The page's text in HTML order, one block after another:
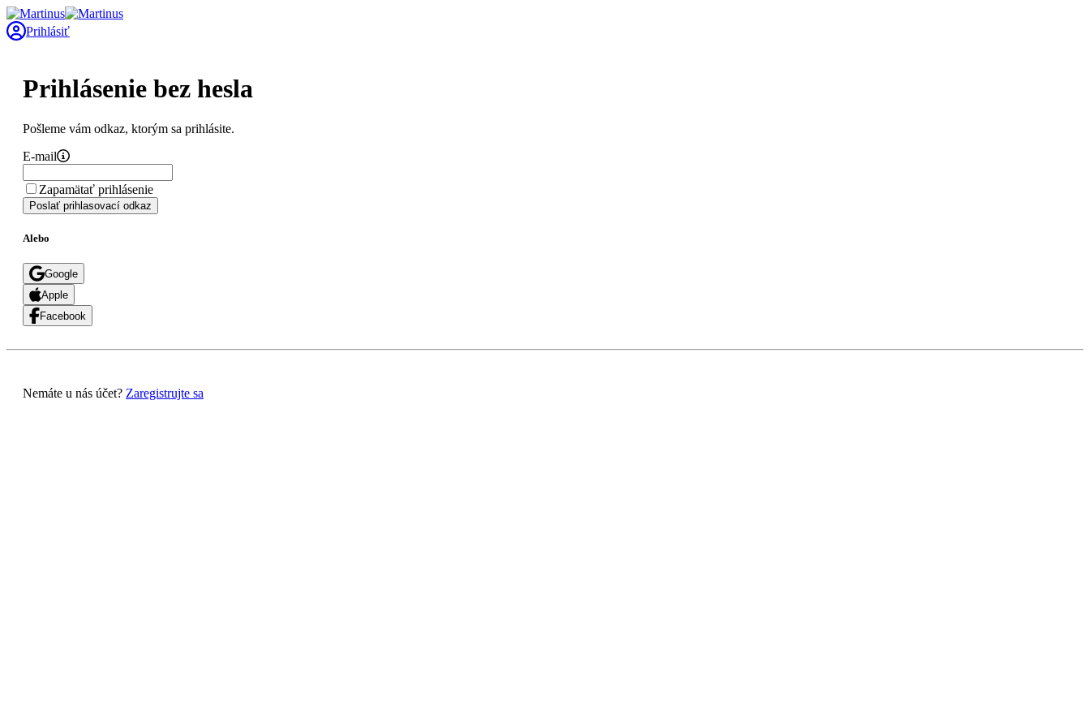
Prihlásiť
Prihlásenie bez hesla
Pošleme vám odkaz, ktorým sa prihlásite.
E-mail
Zapamätať prihlásenie
Poslať prihlasovací odkaz
Alebo
Google
Apple
Facebook
Nemáte u nás účet? Zaregistrujte sa